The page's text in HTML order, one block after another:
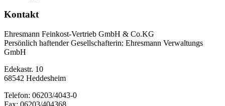
Kontakt
Ehresmann Feinkost-Vertrieb GmbH & Co.KG
Persönlich haftender Gesellschafterin: Ehresmann Verwaltungs
GmbH
Edekastr. 10
68542 Heddesheim
Telefon: 06203/4043-0
Fax: 06203/404368